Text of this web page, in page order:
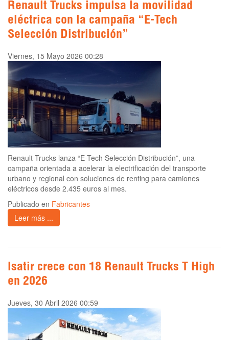
Renault Trucks impulsa la movilidad
eléctrica con la campaña “E-Tech
Selección Distribución”
Viernes, 15 Mayo 2026 00:28
Renault Trucks lanza “E-Tech Selección Distribución”, una
campaña orientada a acelerar la electrificación del transporte
urbano y regional con soluciones de renting para camiones
eléctricos desde 2.435 euros al mes.
Publicado en Fabricantes
Leer más ...
Isatir crece con 18 Renault Trucks T High
en 2026
Jueves, 30 Abril 2026 00:59